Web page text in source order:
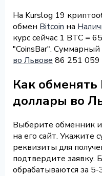
На Kurslog 19
обмен Bitcoin на
курс сейчас 1 BTC =
"CoinsBar". Суммарный
во Львове 86 251 059
Как
доллары во
Выберите обменник
на его сайт. Укажите
реквизиты для
подтвердите заявку.
обрабатываются за